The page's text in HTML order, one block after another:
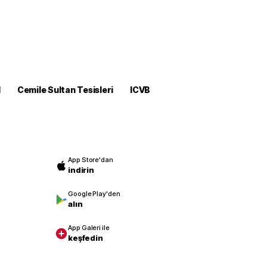
Cemile Sultan Tesisleri
ICVB
App Store'dan
indirin
Google Play'den
alın
App Galeri ile
keşfedin